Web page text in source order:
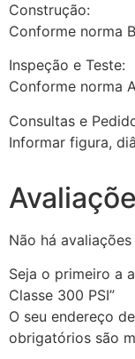
Construção:
Conforme norma
Inspeção e Teste:
Conforme norma
Consultas e
Informar figura,
Não há avaliações
Seja o primeiro a
Classe 300 PSI”
O seu endereço
obrigatórios são